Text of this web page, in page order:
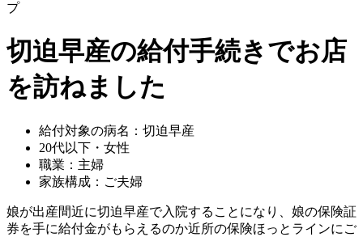
プ
切迫早産の給付手続きでお店
を訪ねました
給付対象の病名：切迫早産
20代以下・女性
職業：主婦
家族構成：ご夫婦
娘が出産間近に切迫早産で入院することになり、娘の保険証
券を手に給付金がもらえるのか近所の保険ほっとラインにご